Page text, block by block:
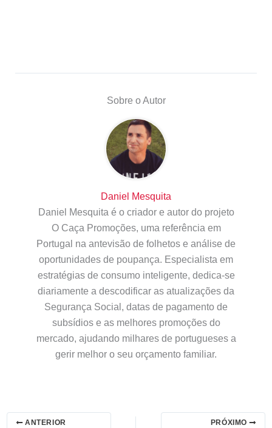
Sobre o Autor
Daniel Mesquita
Daniel Mesquita é o criador e autor do projeto
O Caça Promoções, uma referência em
Portugal na antevisão de folhetos e análise de
oportunidades de poupança. Especialista em
estratégias de consumo inteligente, dedica-se
diariamente a descodificar as atualizações da
Segurança Social, datas de pagamento de
subsídios e as melhores promoções do
mercado, ajudando milhares de portugueses a
gerir melhor o seu orçamento familiar.
ANTERIOR PRÓXIMO